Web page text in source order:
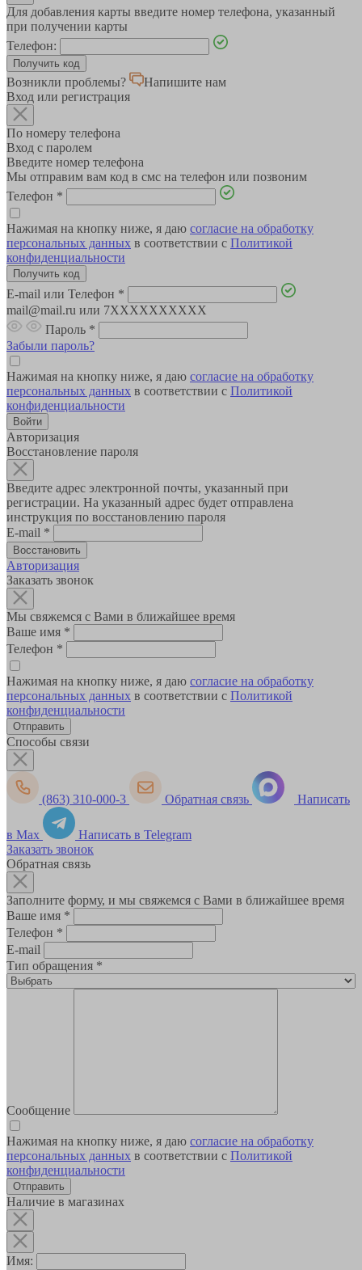
Для добавления карты введите номер телефона, указанный
при получении карты
Телефон:
Возникли проблемы?
Напишите нам
Вход или регистрация
По номеру телефона
Вход с паролем
Введите номер телефона
Мы отправим вам код в смс на телефон или позвоним
Телефон *
Нажимая на кнопку ниже, я даю согласие на обработку
персональных данных в соответствии с Политикой
конфиденциальности
E-mail или Телефон *
mail@mail.ru или 7XXXXXXXXXX
Пароль *
Забыли пароль?
Нажимая на кнопку ниже, я даю согласие на обработку
персональных данных в соответствии с Политикой
конфиденциальности
Авторизация
Восстановление пароля
Введите адрес электронной почты, указанный при
регистрации. На указанный адрес будет отправлена
инструкция по восстановлению пароля
E-mail *
Авторизация
Заказать звонок
Мы свяжемся с Вами в ближайшее время
Ваше имя *
Телефон *
Нажимая на кнопку ниже, я даю согласие на обработку
персональных данных в соответствии с Политикой
конфиденциальности
Способы связи
(863) 310-000-3 Обратная связь Написать
в Max
Написать в Telegram
Заказать звонок
Обратная связь
Заполните форму, и мы свяжемся с Вами в ближайшее время
Ваше имя *
Телефон *
E-mail
Тип обращения *
Сообщение
Нажимая на кнопку ниже, я даю согласие на обработку
персональных данных в соответствии с Политикой
конфиденциальности
Наличие в магазинах
Имя: